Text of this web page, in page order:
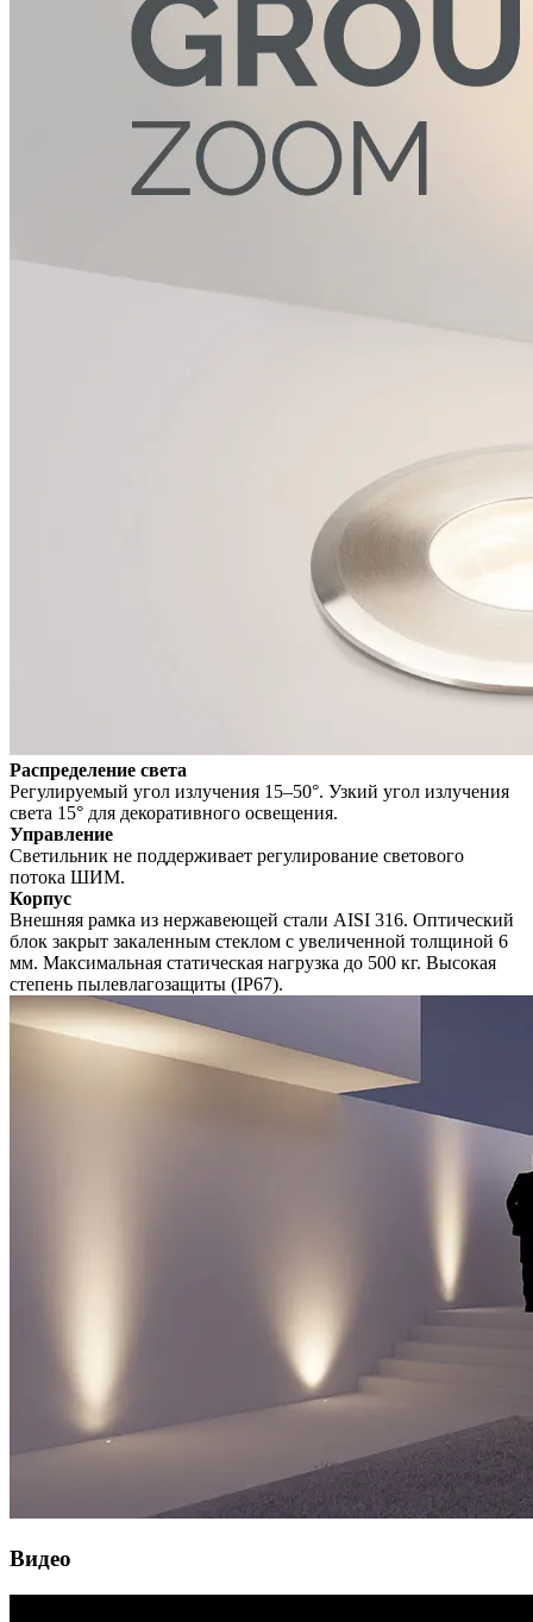
Распределение света
Регулируемый угол излучения 15–50°. Узкий угол излучения
света 15° для декоративного освещения.
Управление
Светильник не поддерживает регулирование светового
потока ШИМ.
Корпус
Внешняя рамка из нержавеющей стали AISI 316. Оптический
блок закрыт закаленным стеклом с увеличенной толщиной 6
мм. Максимальная статическая нагрузка до 500 кг. Высокая
степень пылевлагозащиты (IP67).
Видео